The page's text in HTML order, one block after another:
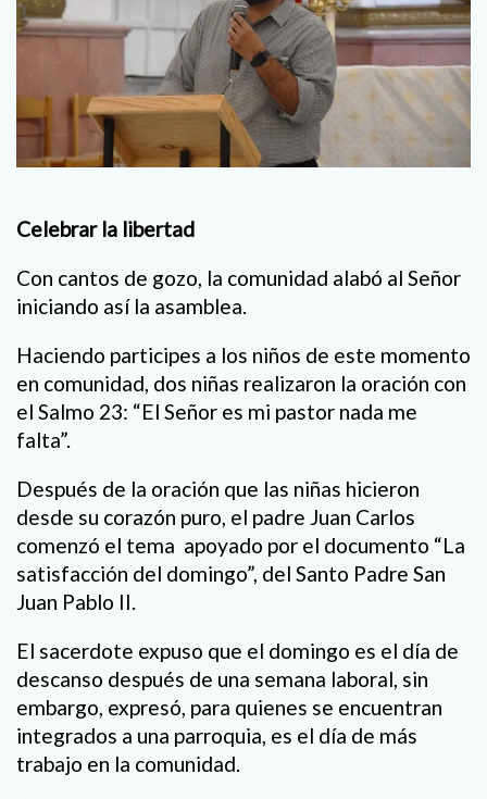
Celebrar la libertad
Con cantos de gozo, la comunidad alabó al Señor
iniciando así la asamblea.
Haciendo participes a los niños de este momento
en comunidad, dos niñas realizaron la oración con
el Salmo 23: “El Señor es mi pastor nada me
falta”.
Después de la oración que las niñas hicieron
desde su corazón puro, el padre Juan Carlos
comenzó el tema apoyado por el documento “La
satisfacción del domingo”, del Santo Padre San
Juan Pablo II.
El sacerdote expuso que el domingo es el día de
descanso después de una semana laboral, sin
embargo, expresó, para quienes se encuentran
integrados a una parroquia, es el día de más
trabajo en la comunidad.